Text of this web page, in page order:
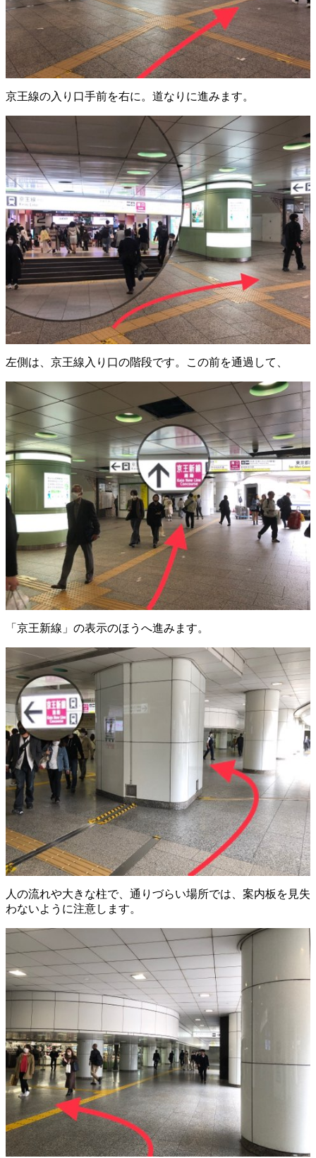
京王線の入り口手前を右に。道なりに進みます。
左側は、京王線入り口の階段です。この前を通過して、
「京王新線」の表示のほうへ進みます。
人の流れや大きな柱で、通りづらい場所では、案内板を見失
わないように注意します。